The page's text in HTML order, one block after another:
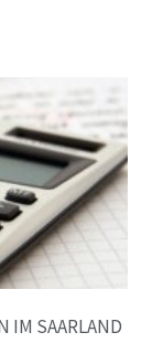
IM SAARLAND